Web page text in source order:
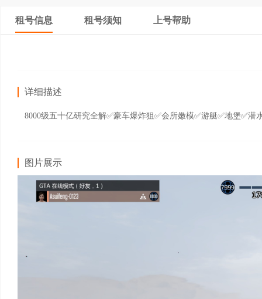
租号信息 租号须知 上号帮助
详细描述
8000级五十亿研究全解✅豪车爆炸狙✅会所嫩模✅游艇✅地堡✅潜
图片展示